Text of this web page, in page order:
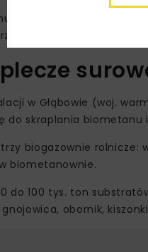
pozyskiwać do 240
spółkę ORLEN Biometan.
w Głąbowie (woj.
do skraplania
trzy biogazownie
biometanownie.
do 100 tys. ton
obornik,